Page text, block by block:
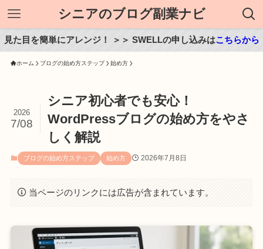
シニアのブログ副業ナビ
見た目を簡単にアレンジ！ ＞＞ SWELLの申し込みはこちらから
ホーム ブログの始め方ステップ 始め方
シニア初心者でも安心！
WordPressブログの始め方をやさ
しく解説
2026
7/08
ブログの始め方ステップ 始め方 2026年7月8日
当ページのリンクには広告が含まれています。